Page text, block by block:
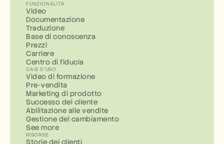
FUNZIONALITÀ
Video
Documentazione
Traduzione
Base di conoscenza
Prezzi
Carriere
Centro di fiducia
CASI D'USO
Video di formazione
Pre-vendita
Marketing di prodotto
Successo del cliente
Abilitazione alle vendite
Gestione del cambiamento
See more
RISORSE
Storie dei clienti